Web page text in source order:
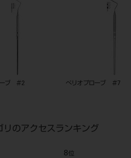
ブ ＃2 ぺリオプローブ ＃7
リのアクセスランキング
8位